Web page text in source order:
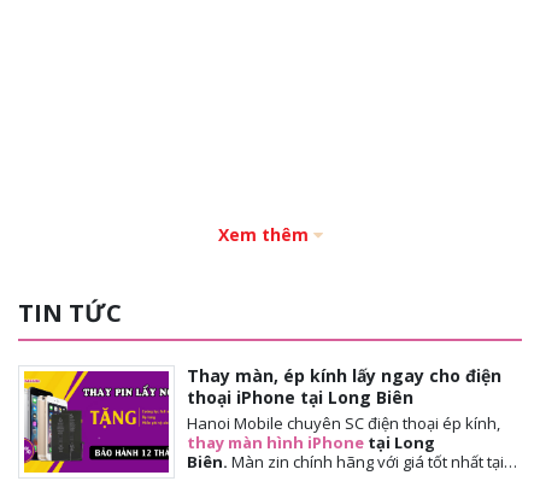
Xem thêm
TIN TỨC
Thay màn, ép kính lấy ngay cho điện
thoại iPhone tại Long Biên
Hanoi Mobile chuyên SC điện thoại ép kính,
thay màn hình iPhone tại Long
Biên. Màn zin chính hãng với giá tốt nhất tại